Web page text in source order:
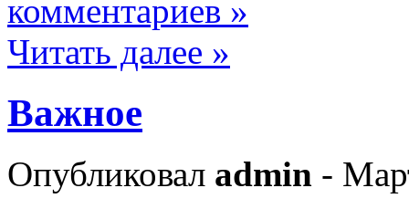
комментариев »
Читать далее »
Важное
Опубликовал admin -